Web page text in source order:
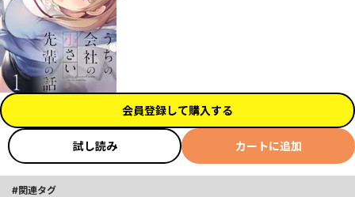
会員登録して購入する
試し読み カートに追加
関連タグ